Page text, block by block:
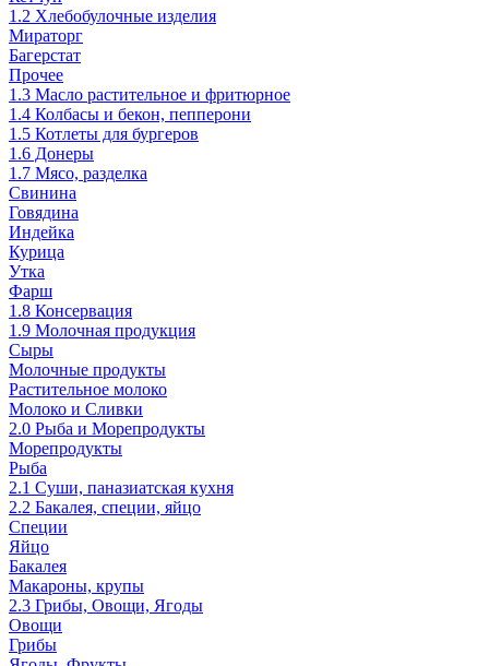
1.2 Хлебобулочные изделия
Мираторг
Багерстат
Прочее
1.3 Масло растительное и фритюрное
1.4 Колбасы и бекон, пепперони
1.5 Котлеты для бургеров
1.6 Донеры
1.7 Мясо, разделка
Свинина
Говядина
Индейка
Курица
Утка
Фарш
1.8 Консервация
1.9 Молочная продукция
Сыры
Молочные продукты
Растительное молоко
Молоко и Сливки
2.0 Рыба и Морепродукты
Морепродукты
Рыба
2.1 Суши, паназиатская кухня
2.2 Бакалея, специи, яйцо
Специи
Яйцо
Бакалея
Макароны, крупы
2.3 Грибы, Овощи, Ягоды
Овощи
Грибы